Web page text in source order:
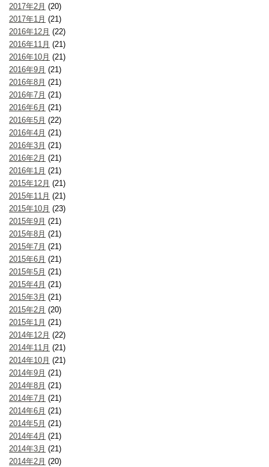
2017年2月 (20)
2017年1月 (21)
2016年12月 (22)
2016年11月 (21)
2016年10月 (21)
2016年9月 (21)
2016年8月 (21)
2016年7月 (21)
2016年6月 (21)
2016年5月 (22)
2016年4月 (21)
2016年3月 (21)
2016年2月 (21)
2016年1月 (21)
2015年12月 (21)
2015年11月 (21)
2015年10月 (23)
2015年9月 (21)
2015年8月 (21)
2015年7月 (21)
2015年6月 (21)
2015年5月 (21)
2015年4月 (21)
2015年3月 (21)
2015年2月 (20)
2015年1月 (21)
2014年12月 (22)
2014年11月 (21)
2014年10月 (21)
2014年9月 (21)
2014年8月 (21)
2014年7月 (21)
2014年6月 (21)
2014年5月 (21)
2014年4月 (21)
2014年3月 (21)
2014年2月 (20)